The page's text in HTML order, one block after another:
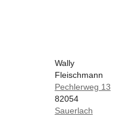
Wally
Fleischmann
Pechlerweg 13
82054
Sauerlach